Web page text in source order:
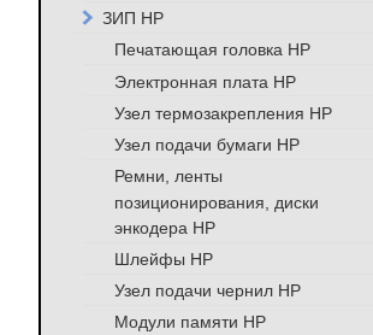
ЗИП HP
Печатающая головка HP
Электронная плата HP
Узел термозакрепления HP
Узел подачи бумаги HP
Ремни, ленты
позиционирования, диски
энкодера HP
Шлейфы HP
Узел подачи чернил HP
Модули памяти HP